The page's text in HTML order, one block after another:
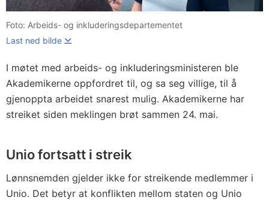
Foto: Arbeids- og inkluderingsdepartementet
Last ned bilde
I møtet med arbeids- og inkluderingsministeren ble
Akademikerne oppfordret til, og sa seg villige, til å
gjenoppta arbeidet snarest mulig. Akademikerne har
streiket siden meklingen brøt sammen 24. mai.
Unio fortsatt i streik
Lønnsnemden gjelder ikke for streikende medlemmer i
Unio. Det betyr at konflikten mellom staten og Unio